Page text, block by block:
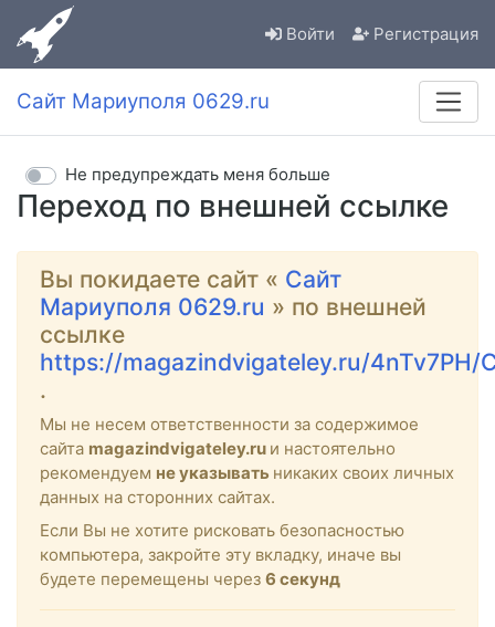
Войти Регистрация
Сайт Мариуполя 0629.ru
Переход по внешней ссылке
Не предупреждать меня больше
Вы покидаете сайт « Сайт
Мариуполя 0629.ru » по внешней
ссылке
https://magazindvigateley.ru/4nTv7PH/
.
Мы не несем ответственности за содержимое
сайта magazindvigateley.ru и настоятельно
рекомендуем не указывать никаких своих личных
данных на сторонних сайтах.
Если Вы не хотите рисковать безопасностью
компьютера, закройте эту вкладку, иначе вы
будете перемещены через 6 секунд